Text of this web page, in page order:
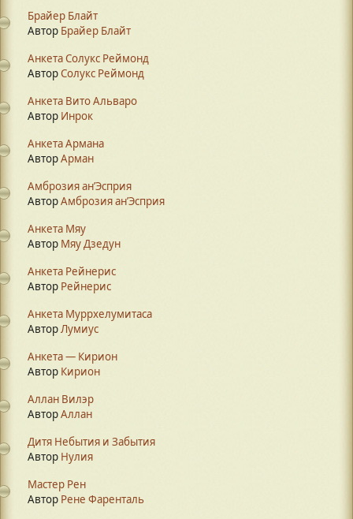
Брайер Блайт
Автор Брайер Блайт
Анкета Солукс Реймонд
АвторСолукс Реймонд
Анкета Вито Альваро
Автор Инрок
Анкета Армана
АвторАрман
Амброзия ан’Эсприя
АвторАмброзия ан’Эсприя
Анкета Мяу
Автор Мяу Дзедун
Анкета Рейнерис
Автор Рейнерис
Анкета Муррхелумитаса
АвторЛумиус
Анкета — Кирион
Автор Кирион
Аллан Вилэр
АвторАллан
Дитя Небытия и Забытия
Автор Нулия
Мастер Рен
Автор Рене Фаренталь